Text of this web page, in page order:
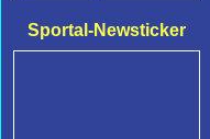
Sportal-Newsticker